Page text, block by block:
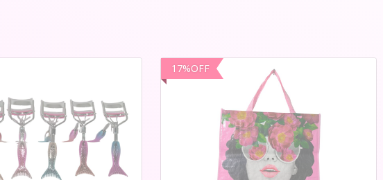
17%OFF